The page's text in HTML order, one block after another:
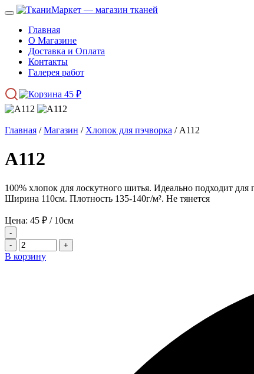
Главная
О Магазине
Доставка и Оплата
Контакты
Галерея работ
45 ₽
Главная /Магазин / Хлопок для пэчворка / А112
А112
100% хлопок для лоскутного шитья. Идеально подходит
Ширина 110см. Плотность 135-140г/м². Не тянется
Цена: 45 ₽ / 10см
-
-
+
В корзину